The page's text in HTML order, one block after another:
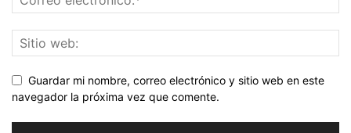
Guardar mi nombre, correo electrónico y sitio web en este
navegador la próxima vez que comente.